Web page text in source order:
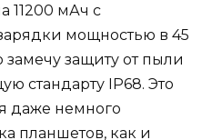
11200 мАч с
мощностью в 45
замечу защиту от пыли
стандарту IP68. Это
даже немного
планшетов, как и